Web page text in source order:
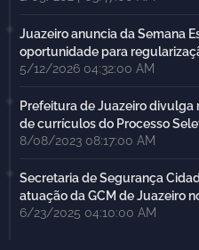
Juazeiro anuncia da Semana
oportunidade para
5/12/2026 04:32:00 AM
Prefeitura de Juazeiro
de currículos do Processo
8/08/2023 08:17:00 AM
Secretaria de Segurança
atuação da GCM de Juazeiro
6/23/2025 04:10:00 AM